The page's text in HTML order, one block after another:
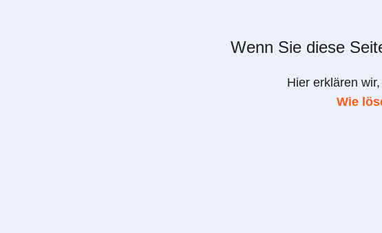
Wenn Sie diese
Hier erklären
Wie